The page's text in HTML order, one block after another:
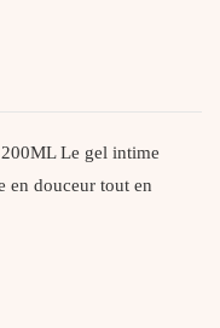
Le gel intime
en douceur tout en